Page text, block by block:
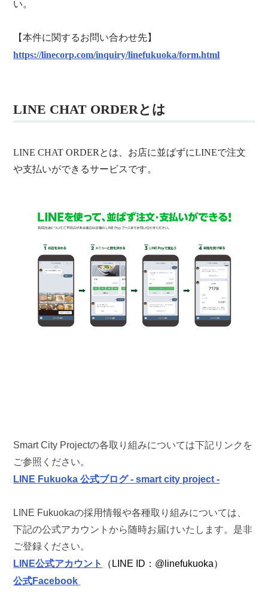
い。
【本件に関するお問い合わせ先】
https://linecorp.com/inquiry/linefukuoka/form.html
LINE CHAT ORDERとは
LINE CHAT ORDERとは、お店に並ばずにLINEで注文
や支払いができるサービスです。
Smart City Projectの各取り組みについては下記リンクを
ご参照ください。
LINE Fukuoka 公式ブログ - smart city project -
LINE Fukuokaの採用情報や各種取り組みについては、
下記の公式アカウントから随時お届けいたします。是非
ご登録ください。
LINE公式アカウント
（LINE ID：@linefukuoka）
公式Facebook